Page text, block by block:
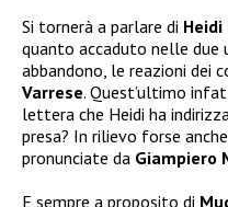
Si tornerà a parlare di Heidi
quanto accaduto nelle
abbandono, le reazioni dei
Varrese. Quest’ultimo
lettera che Heidi ha
presa? In rilievo forse
pronunciate da Giampiero
E sempre a proposito di